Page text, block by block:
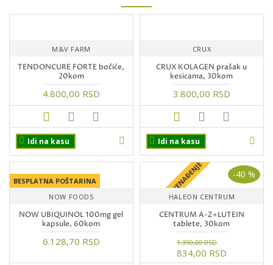
M&V FARM
TENDONCURE FORTE bočiće,
20kom
4.800,00 RSD
Idi na kasu
CRUX
CRUX KOLAGEN prašak u
kesicama, 30kom
3.800,00 RSD
Idi na kasu
BESPLATNA POŠTARINA
NOW FOODS
NOW UBIQUINOL 100mg gel
kapsule, 60kom
6.128,70 RSD
+ POKLON IZNENAĐENJE -40 %
HALEON CENTRUM
CENTRUM A-Z+LUTEIN
tablete, 30kom
834,00 RSD
1.390,00 RSD